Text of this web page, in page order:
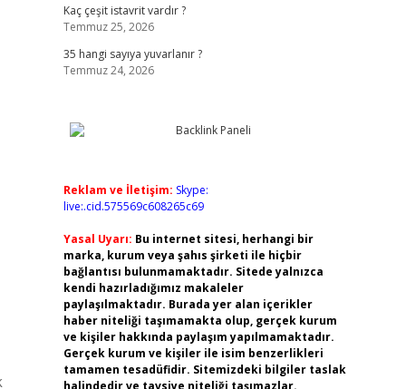
Kaç çeşit istavrit vardır ?
Temmuz 25, 2026
35 hangi sayıya yuvarlanır ?
Temmuz 24, 2026
Reklam ve İletişim: Skype:
live:.cid.575569c608265c69
Yasal Uyarı: Bu internet sitesi, herhangi bir
marka, kurum veya şahıs şirketi ile hiçbir
bağlantısı bulunmamaktadır. Sitede yalnızca
kendi hazırladığımız makaleler
paylaşılmaktadır. Burada yer alan içerikler
haber niteliği taşımamakta olup, gerçek kurum
ve kişiler hakkında paylaşım yapılmamaktadır.
Gerçek kurum ve kişiler ile isim benzerlikleri
tamamen tesadüfidir. Sitemizdeki bilgiler taslak
halindedir ve tavsiye niteliği taşımazlar.